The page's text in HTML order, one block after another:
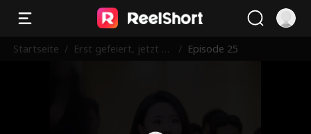
Startseite / Erst gefeiert, jetzt g
/ Episode 25